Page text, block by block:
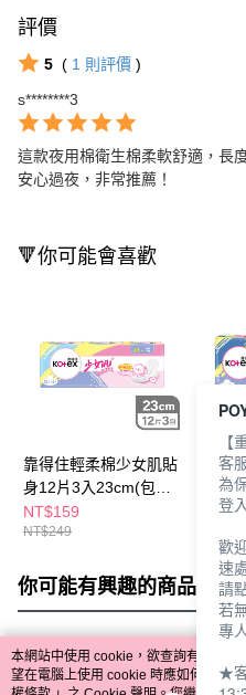
評價
5 ( 1 則評價 )
s********3
這款夜用棉衛生棉柔軟舒適，長
安心過夜，非常推薦！
🔻你可能會喜歡
靠得住輕柔棉少女肌貼
身12片3入23cm(包裝
隨機出貨)
NT$159
NT$249
靠得
身11
隨機
你可能有興趣的商品 全站
熱門標籤
本網站中使用 cookie，欲查詢有關本網
望在電腦上使用 cookie 時應如何變更
【
客
為
登
歡
速
請
若
專
★